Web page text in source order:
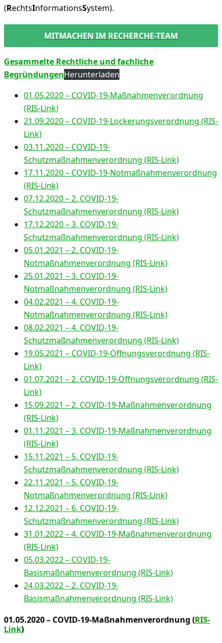
(RechtsInformationsSystem).
MITMACHEN IM RECHERCHE-TEAM
Gesammelte Rechtliche und fachliche
BegründungenHerunterladen
01.05.2020 – COVID-19-Maßnahmenverordnung
(RIS-Link)
21.09.2020 – COVID-19-Lockerungsverordnung (RIS-
Link)
03.11.2020 – COVID-19-
Schutzmaßnahmenverordnung (RIS-Link)
17.11.2020 – COVID-19-Notmaßnahmenverordnung
(RIS-Link)
07.12.2020 – 2. COVID-19-
Schutzmaßnahmenverordnung (RIS-Link)
17.12.2020 – 3. COVID-19-
Schutzmaßnahmenverordnung (RIS-Link)
05.01.2021 – 2. COVID-19-
Notmaßnahmenverordnung (RIS-Link)
25.01.2021 – 3. COVID-19-
Notmaßnahmenverordnung (RIS-Link)
04.02.2021 – 4. COVID-19-
Notmaßnahmenverordnung (RIS-Link)
08.02.2021 – 4. COVID-19-
Schutzmaßnahmenverordnung (RIS-Link)
19.05.2021 – COVID-19-Öffnungsverordnung (RIS-
Link)
01.07.2021 – 2. COVID-19-Öffnungsverordnung (RIS-
Link)
15.09.2021 – 2. COVID-19-Maßnahmenverordnung
(RIS-Link)
01.11.2021 – 3. COVID-19-Maßnahmenverordnung
(RIS-Link)
15.11.2021 – 5. COVID-19-
Schutzmaßnahmenverordnung (RIS-Link)
22.11.2021 – 5. COVID-19-
Notmaßnahmenverordnung (RIS-Link)
12.12.2021 – 6. COVID-19-
Schutzmaßnahmenverordnung (RIS-Link)
31.01.2022 – 4. COVID-19-Maßnahmenverordnung
(RIS-Link)
05.03.2022 – COVID-19-
Basismaßnahmenverordnung (RIS-Link)
24.03.2022 – 2. COVID-19-
Basismaßnahmenverordnung (RIS-Link)
01.05.2020 – COVID-19-Maßnahmenverordnung (RIS-
Link)